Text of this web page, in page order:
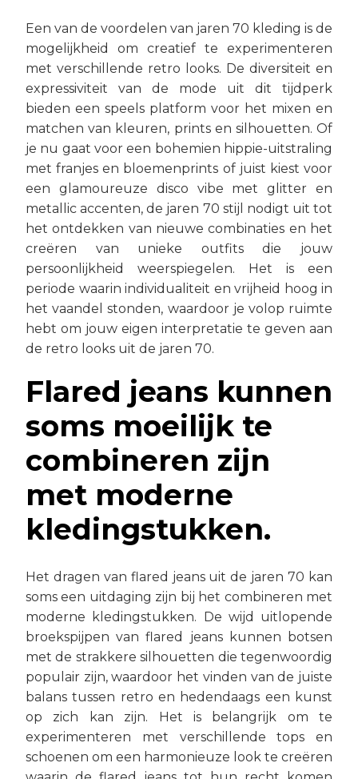
Een van de voordelen van jaren 70 kleding is de
mogelijkheid om creatief te experimenteren
met verschillende retro looks. De diversiteit en
expressiviteit van de mode uit dit tijdperk
bieden een speels platform voor het mixen en
matchen van kleuren, prints en silhouetten. Of
je nu gaat voor een bohemien hippie-uitstraling
met franjes en bloemenprints of juist kiest voor
een glamoureuze disco vibe met glitter en
metallic accenten, de jaren 70 stijl nodigt uit tot
het ontdekken van nieuwe combinaties en het
creëren van unieke outfits die jouw
persoonlijkheid weerspiegelen. Het is een
periode waarin individualiteit en vrijheid hoog in
het vaandel stonden, waardoor je volop ruimte
hebt om jouw eigen interpretatie te geven aan
de retro looks uit de jaren 70.
Flared jeans kunnen
soms moeilijk te
combineren zijn
met moderne
kledingstukken.
Het dragen van flared jeans uit de jaren 70 kan
soms een uitdaging zijn bij het combineren met
moderne kledingstukken. De wijd uitlopende
broekspijpen van flared jeans kunnen botsen
met de strakkere silhouetten die tegenwoordig
populair zijn, waardoor het vinden van de juiste
balans tussen retro en hedendaags een kunst
op zich kan zijn. Het is belangrijk om te
experimenteren met verschillende tops en
schoenen om een harmonieuze look te creëren